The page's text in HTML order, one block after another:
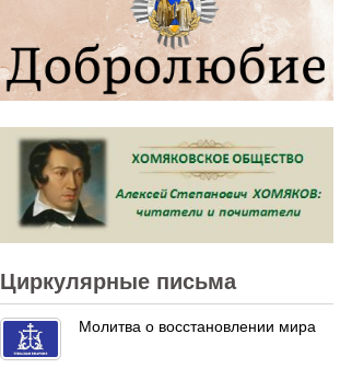
Циркулярные письма
Молитва о восстановлении мира